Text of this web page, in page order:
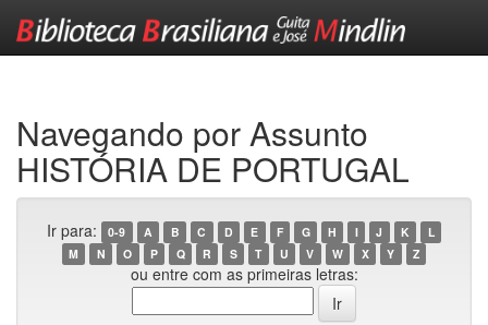
Navegando por Assunto
HISTÓRIA DE PORTUGAL
Ir para: 0-9 A B C D E F G H I J K
L
M
N O P Q R S T U V W X Y Z
ou entre com as primeiras letras: